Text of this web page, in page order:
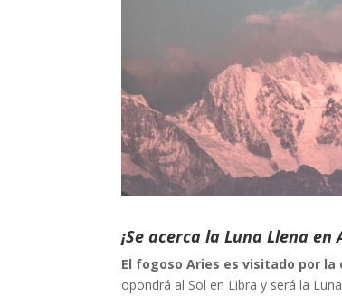
¡Se acerca la Luna Llena en
El fogoso Aries es visitado por la
opondrá al Sol en Libra y será la